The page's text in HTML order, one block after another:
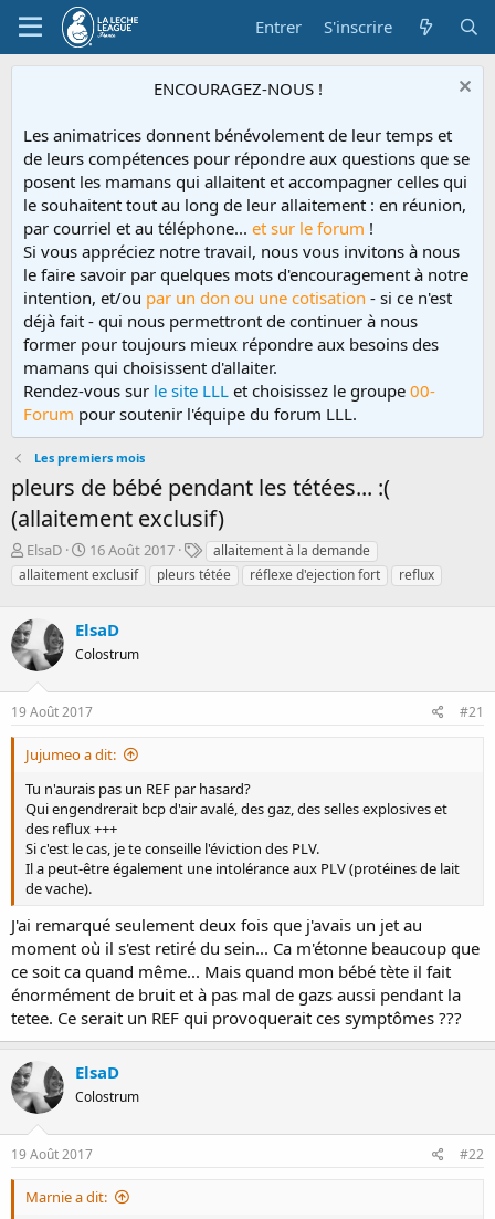
Entrer S'inscrire
ENCOURAGEZ-NOUS !
Les animatrices donnent bénévolement de leur temps et
de leurs compétences pour répondre aux questions que se
posent les mamans qui allaitent et accompagner celles qui
le souhaitent tout au long de leur allaitement : en réunion,
par courriel et au téléphone... et sur le forum !
Si vous appréciez notre travail, nous vous invitons à nous
le faire savoir par quelques mots d'encouragement à notre
intention, et/ou par un don ou une cotisation - si ce n'est
déjà fait - qui nous permettront de continuer à nous
former pour toujours mieux répondre aux besoins des
mamans qui choisissent d'allaiter.
Rendez-vous sur le site LLL et choisissez le groupe 00-
Forum pour soutenir l'équipe du forum LLL.
Les premiers mois
pleurs de bébé pendant les tétées... :(
(allaitement exclusif)
D
é
m
r
r
é
e
p
r
ElsaD
D
a
t
d
e
é
b
t
16 Août 2017
T
a
g
allaitement à la demande
allaitement exclusif
pleurs tétée réflexe d'ejection fort reflux
ElsaD
Colostrum
19 Août 2017 #21
Jujumeo a dit:
Tu n'aurais pas un REF par hasard?
Qui engendrerait bcp d'air avalé, des gaz, des selles explosives et
des reflux +++
Si c'est le cas, je te conseille l'éviction des PLV.
Il a peut-être également une intolérance aux PLV (protéines de lait
de vache).
J'ai remarqué seulement deux fois que j'avais un jet au
moment où il s'est retiré du sein... Ca m'étonne beaucoup que
ce soit ca quand même... Mais quand mon bébé tète il fait
énormément de bruit et à pas mal de gazs aussi pendant la
tetee. Ce serait un REF qui provoquerait ces symptômes ???
ElsaD
Colostrum
19 Août 2017 #22
Marnie a dit: